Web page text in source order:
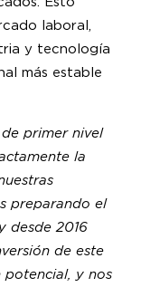
laboral,
y tecnología
más estable
primer nivel
la
preparando el
desde 2016
de este
potencial, y nos